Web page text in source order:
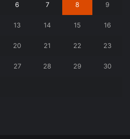
6 7 8 9
13 14 15 16
20 21 22 23
27 28 29 30